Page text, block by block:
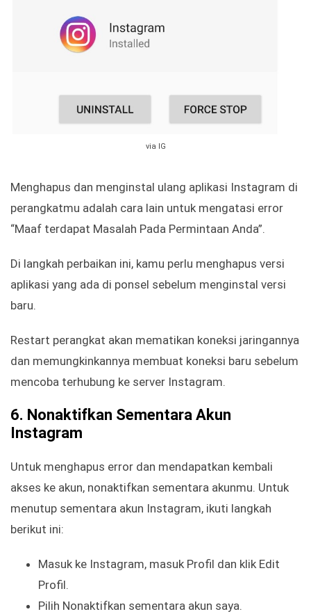
via IG
Menghapus dan menginstal ulang aplikasi Instagram di
perangkatmu adalah cara lain untuk mengatasi error
“Maaf terdapat Masalah Pada Permintaan Anda”.
Di langkah perbaikan ini, kamu perlu menghapus versi
aplikasi yang ada di ponsel sebelum menginstal versi
baru.
Restart perangkat akan mematikan koneksi jaringannya
dan memungkinkannya membuat koneksi baru sebelum
mencoba terhubung ke server Instagram.
6. Nonaktifkan Sementara Akun
Instagram
Untuk menghapus error dan mendapatkan kembali
akses ke akun, nonaktifkan sementara akunmu. Untuk
menutup sementara akun Instagram, ikuti langkah
berikut ini:
Masuk ke Instagram, masuk Profil dan klik Edit
Profil.
Pilih Nonaktifkan sementara akun saya.